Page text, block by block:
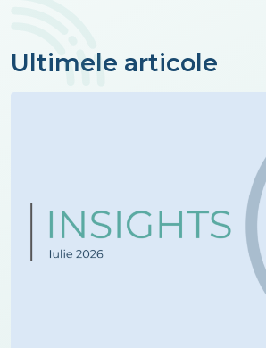
Ultimele articole